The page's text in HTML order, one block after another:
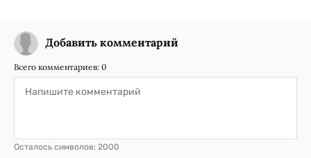
Добавить комментарий
Всего комментариев: 0
Осталось символов: 2000